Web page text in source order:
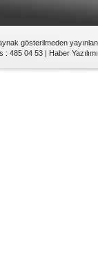
gösterilmeden
: 485 04 53 | Haber Yazılımı